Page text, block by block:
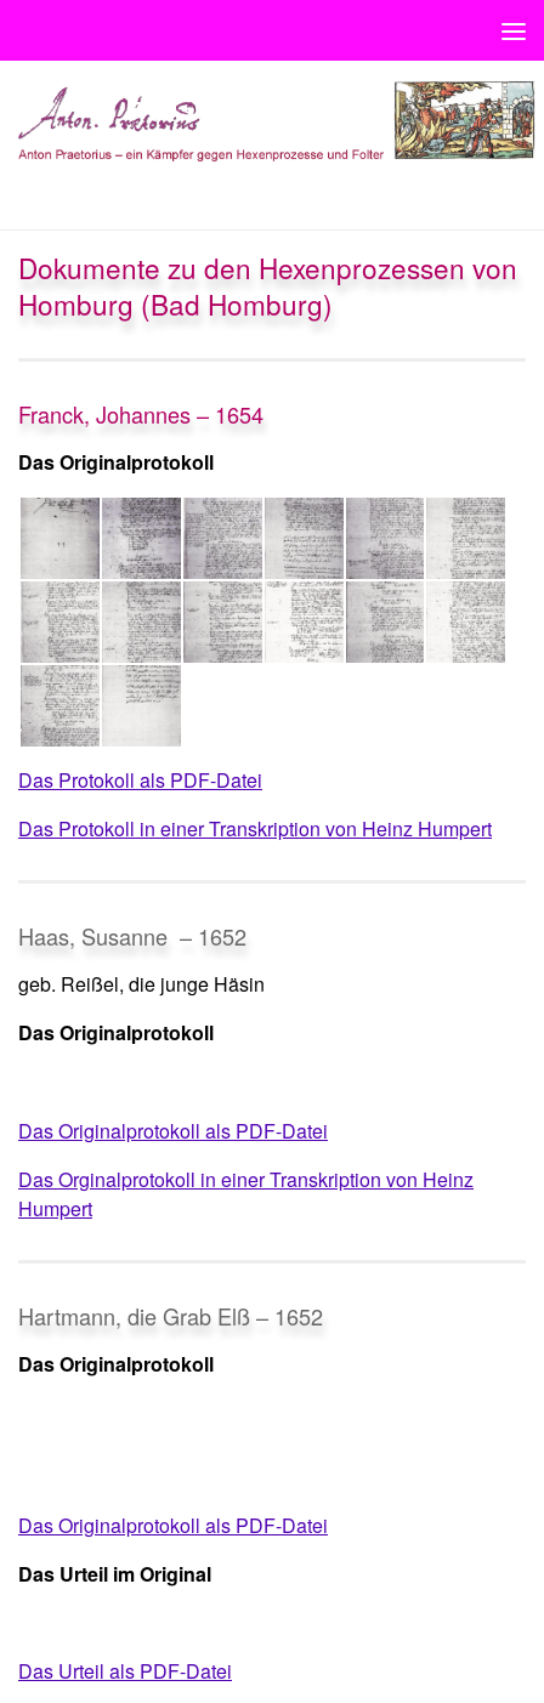
Dokumente zu den Hexenprozessen von
Homburg (Bad Homburg)
Franck, Johannes – 1654
Das Originalprotokoll
Das Protokoll als PDF-Datei
Das Protokoll in einer Transkription von Heinz Humpert
Haas, Susanne – 1652
geb. Reißel, die junge Häsin
Das Originalprotokoll
Das Originalprotokoll als PDF-Datei
Das Orginalprotokoll in einer Transkription von Heinz
Humpert
Hartmann, die Grab Elß – 1652
Das Originalprotokoll
Das Originalprotokoll als PDF-Datei
Das Urteil im Original
Das Urteil als PDF-Datei